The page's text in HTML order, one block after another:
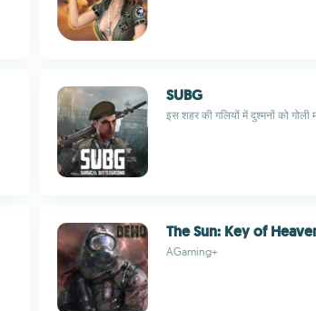
SUBG
इस शहर की गलियों में दुश्मनों को गोली
The Sun: Key of
AGaming+